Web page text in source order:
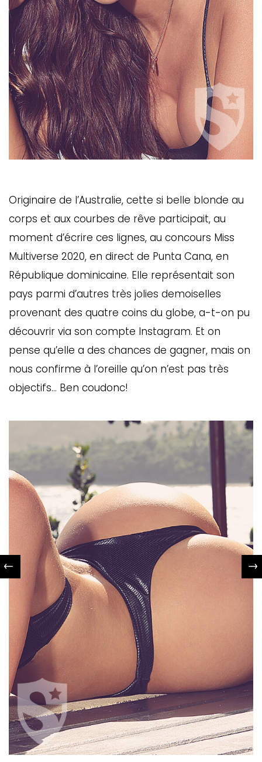
Originaire de l’Australie, cette si belle blonde au
corps et aux courbes de rêve participait, au
moment d’écrire ces lignes, au concours Miss
Multiverse 2020, en direct de Punta Cana, en
République dominicaine. Elle représentait son
pays parmi d’autres très jolies demoiselles
provenant des quatre coins du globe, a-t-on pu
découvrir via son compte Instagram. Et on
pense qu’elle a des chances de gagner, mais on
nous confirme à l’oreille qu’on n’est pas très
objectifs… Ben coudonc!